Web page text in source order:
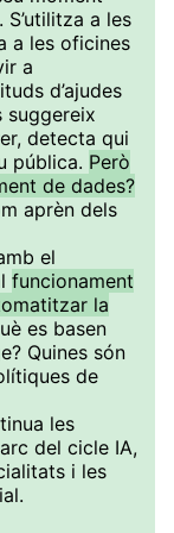
a les
a les oficines
a
d’ajudes
suggereix
detecta qui
pública. Però
de dades?
aprèn dels
el
funcionament
la
es basen
Quines són
de
les
del cicle IA,
i les